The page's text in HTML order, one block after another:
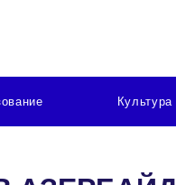
Культура